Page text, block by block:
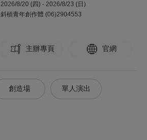
2026/8/20 (四) - 2026/8/23 (日)
斜槓青年創作體 (06)2904553
主辦專頁 官網
創造場 單人演出